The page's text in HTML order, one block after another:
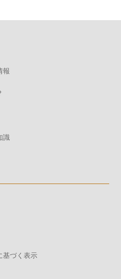
報
識
基づく表示